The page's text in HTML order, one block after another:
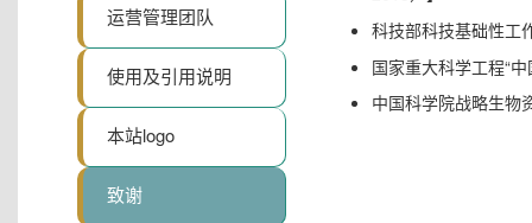
运营管理团队
使用及引用说明
本站logo
致谢
科技部科技基础性工
国家重大科学工程“
中国科学院战略生